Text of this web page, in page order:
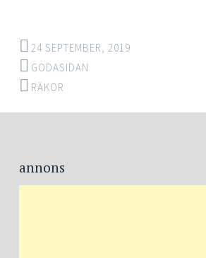
24 SEPTEMBER, 2019
GODASIDAN
RÄKOR
Post
navigation
annons